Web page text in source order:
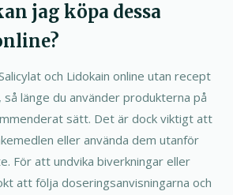
jag köpa dessa
och Lidokain online utan recept
länge du använder produkterna på
sätt. Det är dock viktigt att
eller använda dem utanför
För att undvika biverkningar eller
att följa doseringsanvisningarna och